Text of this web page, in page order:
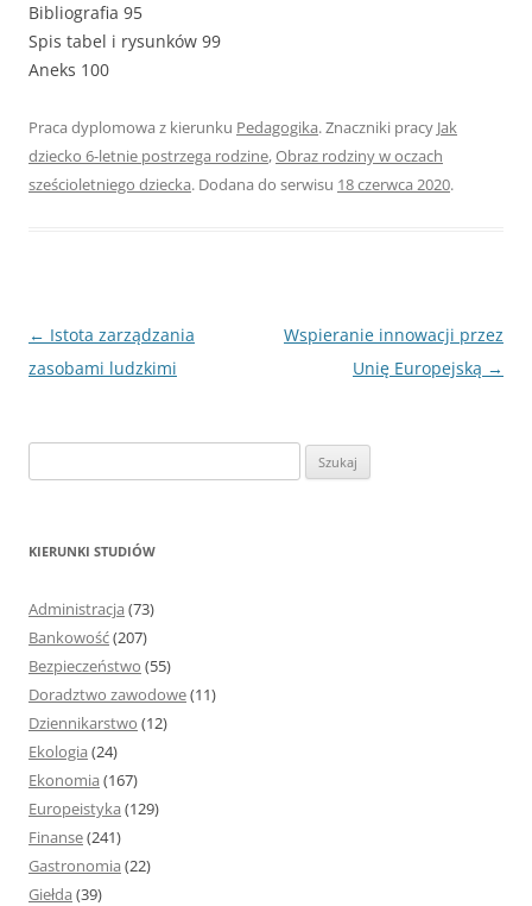
Bibliografia 95
Spis tabel i rysunków 99
Aneks 100
Praca dyplomowa z kierunku Pedagogika. Znaczniki pracy Jak
dziecko 6-letnie postrzega rodzine,Obraz rodziny w oczach
sześcioletniego dziecka. Dodana do serwisu 18 czerwca 2020.
Nawigacja
wpisu
← Istota zarządzania
zasobami ludzkimi
Wspieranie innowacji przez
Unię Europejską →
z
KIERUNKI STUDIÓW
Administracja (73)
Bankowość(207)
Bezpieczeństwo (55)
Doradztwo zawodowe(11)
Dziennikarstwo (12)
Ekologia (24)
Ekonomia (167)
Europeistyka (129)
Finanse(241)
Gastronomia (22)
Giełda (39)